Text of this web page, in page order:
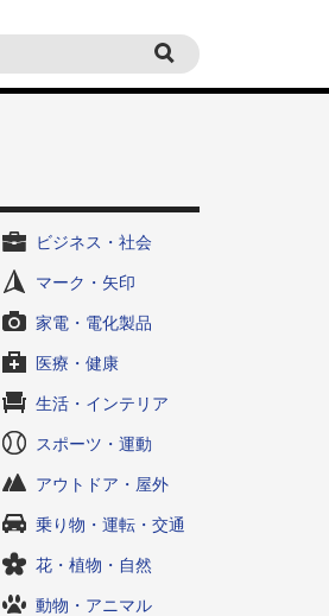
ビジネス・社会
マーク・矢印
家電・電化製品
医療・健康
生活・インテリア
スポーツ・運動
アウトドア・屋外
乗り物・運転・交通
花・植物・自然
動物・アニマル